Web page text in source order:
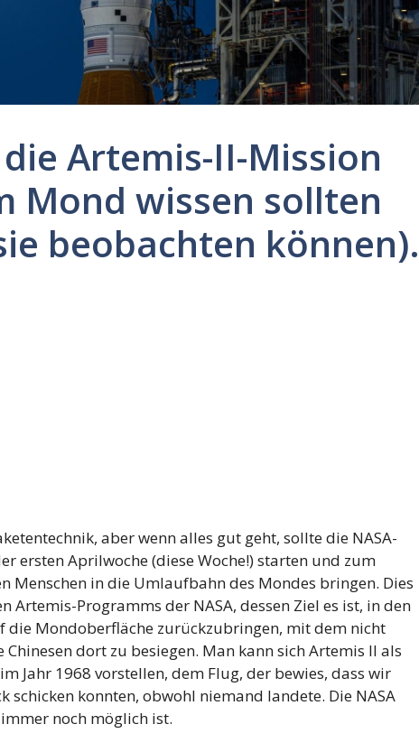
Artemis-II-Mission
Mond wissen sollten
beobachten können).
aber wenn alles gut geht, sollte die NASA-
ersten Aprilwoche (diese Woche!) starten und zum
Menschen in die Umlaufbahn des Mondes bringen. Dies
Artemis-Programms der NASA, dessen Ziel es ist, in den
die Mondoberfläche zurückzubringen, mit dem nicht
dort zu besiegen. Man kann sich Artemis II als
Jahr 1968 vorstellen, dem Flug, der bewies, dass wir
schicken konnten, obwohl niemand landete. Die NASA
noch möglich ist.